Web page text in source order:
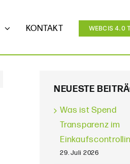
KONTAKT WEBCIS 4.0
NEUESTE
Was ist Spend
Transparenz im
29. Juli 2026